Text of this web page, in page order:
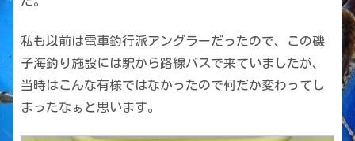
私も以前は電車釣行派アングラーだったので、この磯
子海釣り施設には駅から路線バスで来ていましたが、
当時はこんな有様ではなかったので何だか変わってし
まったなぁと思います。